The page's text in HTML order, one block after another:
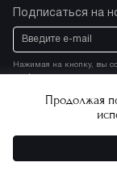
Подписаться на
Нажимая на кнопку, вы
конфиденциальности
Продолжая